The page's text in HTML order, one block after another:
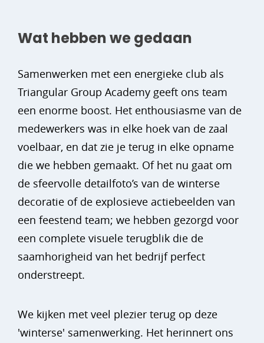
Wat hebben we gedaan
Samenwerken met een energieke club als
Triangular Group Academy geeft ons team
een enorme boost. Het enthousiasme van de
medewerkers was in elke hoek van de zaal
voelbaar, en dat zie je terug in elke opname
die we hebben gemaakt. Of het nu gaat om
de sfeervolle detailfoto’s van de winterse
decoratie of de explosieve actiebeelden van
een feestend team; we hebben gezorgd voor
een complete visuele terugblik die de
saamhorigheid van het bedrijf perfect
onderstreept.
We kijken met veel plezier terug op deze
'winterse' samenwerking. Het herinnert ons